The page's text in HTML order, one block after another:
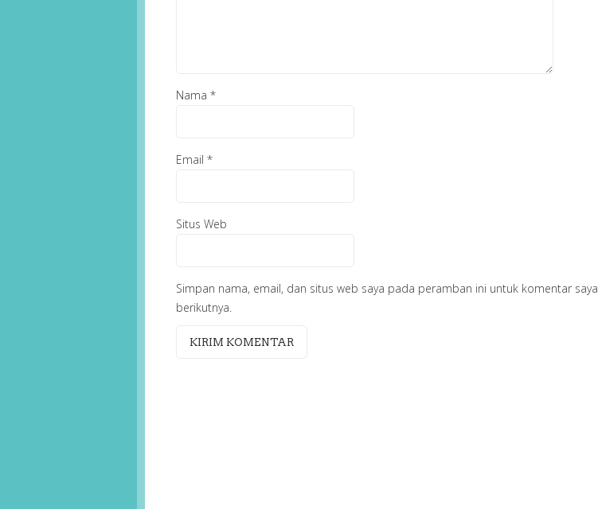
Nama*
Email*
Situs Web
Simpan nama, email, dan situs web saya pada peramban ini untuk komentar saya
berikutnya.